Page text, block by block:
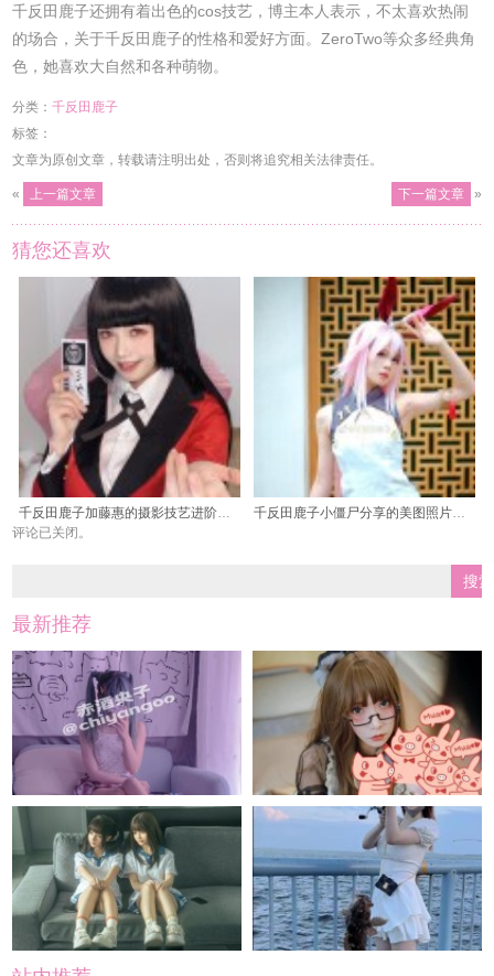
千反田鹿子还拥有着出色的cos技艺，博主本人表示，不太喜欢热闹
的场合，关于千反田鹿子的性格和爱好方面。ZeroTwo等众多经典角
色，她喜欢大自然和各种萌物。
分类：千反田鹿子
标签：
文章为原创文章，转载请注明出处，否则将追究相关法律责任。
« 上一篇文章 下一篇文章 »
猜您还喜欢
千反田鹿子加藤惠的摄影技艺进阶解析
千反田鹿子小僵尸分享的美图照片：给你带来满满的幸福感
评论已关闭。
最新推荐